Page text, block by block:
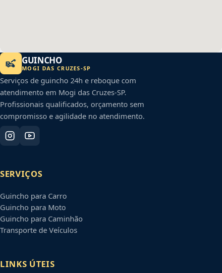
GUINCHO
MOGI DAS CRUZES-SP
Serviços de guincho 24h e reboque com
atendimento em Mogi das Cruzes-SP.
Profissionais qualificados, orçamento sem
compromisso e agilidade no atendimento.
SERVIÇOS
Guincho para Carro
Guincho para Moto
Guincho para Caminhão
Transporte de Veículos
LINKS ÚTEIS